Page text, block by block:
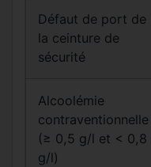
Défaut de port de
la ceinture de
sécurité
Alcoolémie
contraventionnelle
(≥ 0,5 g/l et < 0,8
g/l)